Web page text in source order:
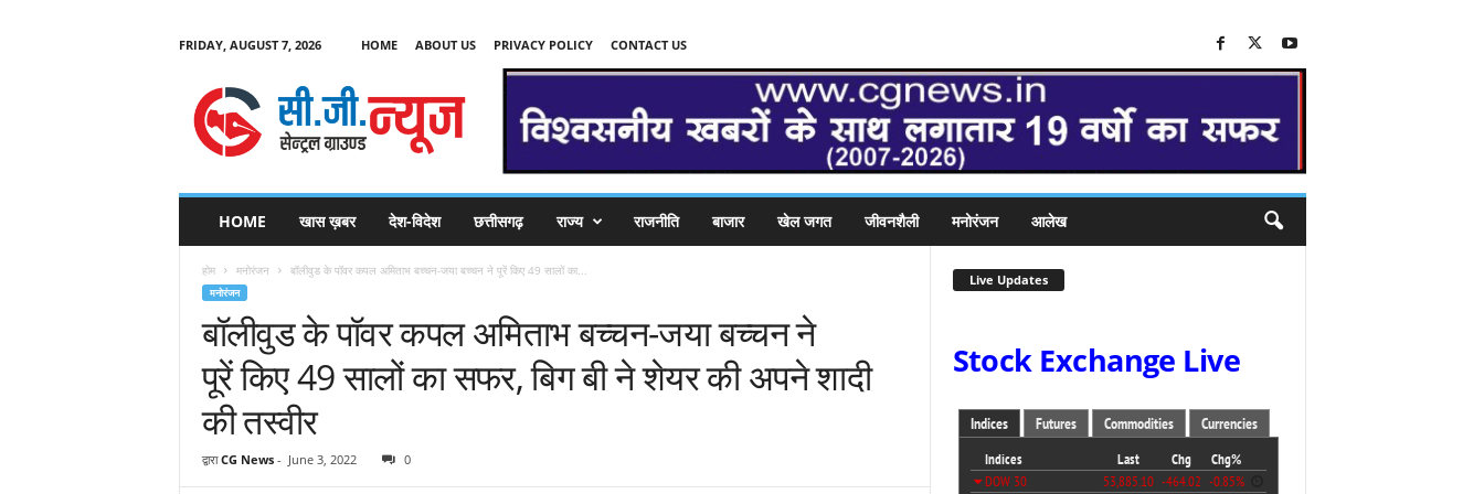
FRIDAY, AUGUST 7, 2026 HOME ABOUT US PRIVACY POLICY CONTACT US
C
HOME खास ख़बर देश-विदेश छत्तीसगढ़ राज्य राजनीति बाजार खेल जगत जीवनशैली मनोरंजन आलेख
होम मनोरंजन बॉलीवुड के पॉवर कपल अमिताभ बच्चन-जया बच्चन ने पूरें किए 49 सालों का...
मनोरंजन
बॉलीवुड के पॉवर कपल अमिताभ बच्चन-जया बच्चन ने
पूरें किए 49 सालों का सफर, बिग बी ने शेयर की अपने शादी
की तस्वीर
द्वारा CG News- June 3, 2022 0
Live Updates
Stock Exchange Live